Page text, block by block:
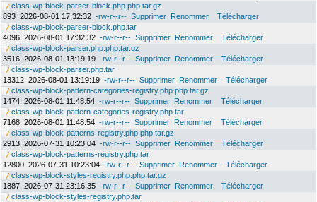
class-wp-block-parser-block.php.php.tar.gz
893 2026-08-01 17:32:32 -rw-r--r-- Supprimer Renommer
Télécharger
class-wp-block-parser-block.php.tar
4096 2026-08-01 17:32:32 -rw-r--r-- Supprimer Renommer
Télécharger
class-wp-block-parser.php.php.tar.gz
3516 2026-08-01 13:19:19 -rw-r--r-- Supprimer Renommer
Télécharger
class-wp-block-parser.php.tar
13312 2026-08-01 13:19:19 -rw-r--r-- Supprimer Renommer
Télécharger
class-wp-block-pattern-categories-registry.php.php.tar.gz
1474 2026-08-01 11:48:54 -rw-r--r-- Supprimer Renommer
Télécharger
class-wp-block-pattern-categories-registry.php.tar
7168 2026-08-01 11:48:54 -rw-r--r-- Supprimer Renommer
Télécharger
class-wp-block-patterns-registry.php.php.tar.gz
2913 2026-07-31 10:23:04 -rw-r--r-- Supprimer Renommer
Télécharger
class-wp-block-patterns-registry.php.tar
12800 2026-07-31 10:23:04 -rw-r--r-- Supprimer Renommer
Télécharger
class-wp-block-styles-registry.php.php.tar.gz
1887 2026-07-31 23:16:35 -rw-r--r-- Supprimer Renommer
Télécharger
class-wp-block-styles-registry.php.tar